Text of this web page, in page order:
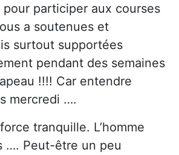
pour participer aux courses
a soutenues et
surtout supportées
pendant des semaines
!!!! Car entendre
mercredi ….
tranquille. L’homme
…. Peut-être un peu